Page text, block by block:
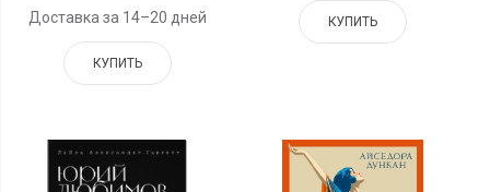
Доставка за 14–20 дней
КУПИТЬ
КУПИТЬ